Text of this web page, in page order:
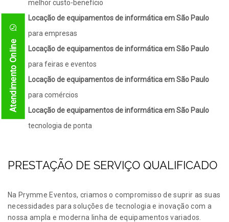
melhor custo-benefício
Locação de equipamentos de informática em São Paulo
para empresas
Locação de equipamentos de informática em São Paulo
para feiras e eventos
Locação de equipamentos de informática em São Paulo
para comércios
Locação de equipamentos de informática em São Paulo
tecnologia de ponta
PRESTAÇÃO DE SERVIÇO QUALIFICADO
Na Prymme Eventos, criamos o compromisso de suprir as suas
necessidades para soluções de tecnologia e inovação com a
nossa ampla e moderna linha de equipamentos variados.
Atendimento Online